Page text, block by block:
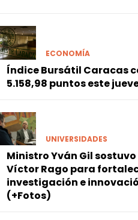
ECONOMÍA
Índice Bursátil Caracas
5.158,98 puntos este
UNIVERSIDADES
Ministro Yván Gil
Víctor Rago para
investigación e
(+Fotos)